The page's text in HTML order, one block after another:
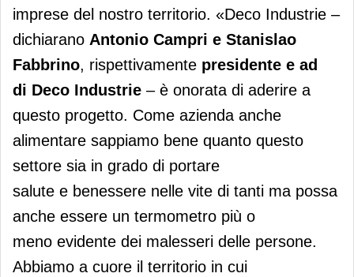
imprese del nostro territorio. «Deco Industrie –
dichiarano Antonio Campri e Stanislao
Fabbrino, rispettivamente presidente e ad
di Deco Industrie – è onorata di aderire a
questo progetto. Come azienda anche
alimentare sappiamo bene quanto questo
settore sia in grado di portare
salute e benessere nelle vite di tanti ma possa
anche essere un termometro più o
meno evidente dei malesseri delle persone.
Abbiamo a cuore il territorio in cui